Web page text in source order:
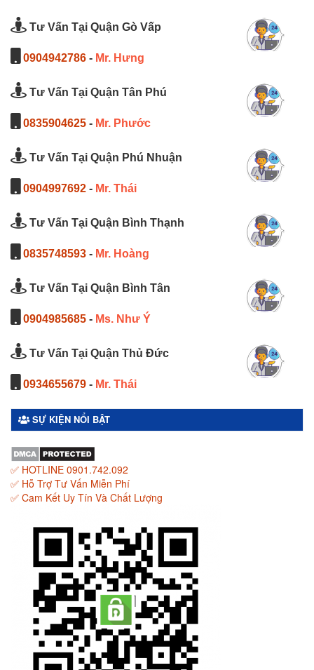
Tư Vấn Tại Quận Gò Vấp
0904942786 - Mr. Hưng
Tư Vấn Tại Quận Tân Phú
0835904625 - Mr. Phước
Tư Vấn Tại Quận Phú Nhuận
0904997692 - Mr. Thái
Tư Vấn Tại Quận Bình Thạnh
0835748593 - Mr. Hoàng
Tư Vấn Tại Quận Bình Tân
0904985685 - Ms. Như Ý
Tư Vấn Tại Quận Thủ Đức
0934655679 - Mr. Thái
SỰ KIỆN NỔI BẬT
✅ HOTLINE 0901.742.092
✅ Hỗ Trợ Tư Vấn Miễn Phí
✅ Cam Kết Uy Tín Và Chất Lượng